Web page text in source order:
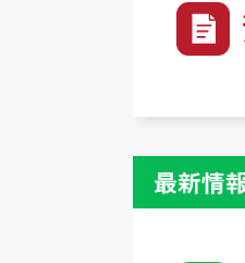
最新情